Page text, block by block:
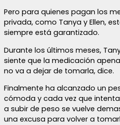
Pero para quienes pagan los
privada, como Tanya y Ellen,
siempre está garantizado.
Durante los últimos meses,
siente que la medicación
no va a dejar de tomarla, dice.
Finalmente ha alcanzado un
cómoda y cada vez que
a subir de peso se vuelve
una excusa para volver a